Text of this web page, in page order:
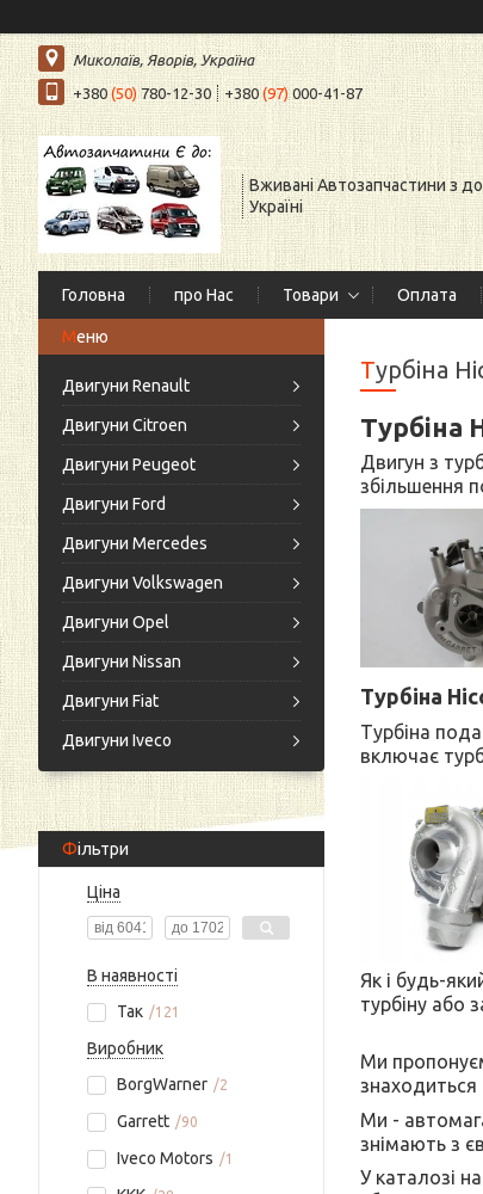
Миколаїв, Яворів, Україна
+380 (50)780-12-30 +380(97)000-41-87
Вживані Автозапчастини з
Україні
Головна про Нас Товари Оплата
Двигуни Renault
Двигуни Citroen
Двигуни Peugeot
Двигуни Ford
Двигуни Mercedes
Двигуни Volkswagen
Двигуни Opel
Двигуни Nissan
Двигуни Fiat
Двигуни Iveco
Фільтри
Ціна
В наявності
Так
121
Виробник
BorgWarner
2
Garrett 90
Iveco Motors 1
Турбіна
Турбіна
Двигун з
збільшення
Турбіна
Турбіна
включає
Як і будь-
турбіну або
Ми
Ми -
знімають з
У каталозі